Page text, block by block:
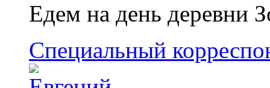
Едем на день деревни
Специальный